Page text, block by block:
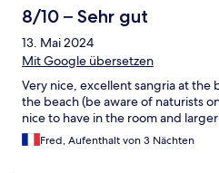
8/10 – Sehr gut
13. Mai 2024
Mit Google übersetzen
Very nice, excellent sangria at the
the beach (be aware of naturists
nice to have in the room and larger
Fred, Aufenthalt von 3 Nächten